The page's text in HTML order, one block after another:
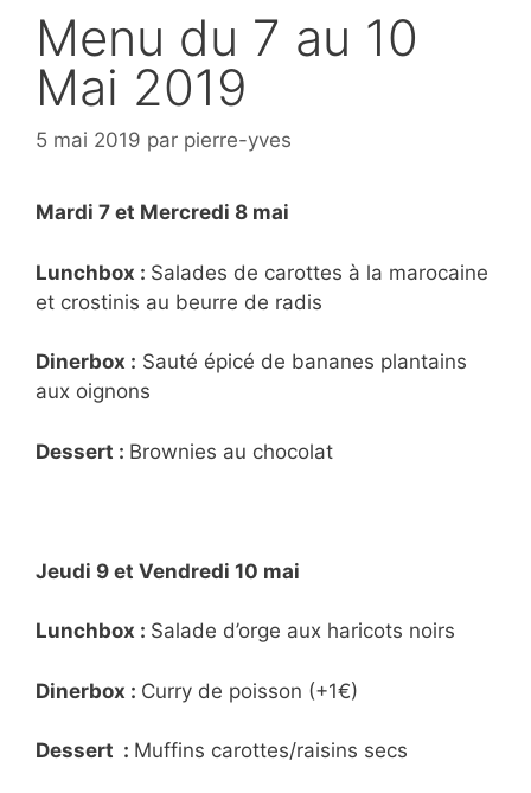
Menu du 7 au 10
Mai 2019
5 mai 2019 par pierre-yves
Mardi 7 et Mercredi 8 mai
Lunchbox : Salades de carottes à la marocaine
et crostinis au beurre de radis
Dinerbox : Sauté épicé de bananes plantains
aux oignons
Dessert : Brownies au chocolat
Jeudi 9 et Vendredi 10 mai
Lunchbox : Salade d’orge aux haricots noirs
Dinerbox : Curry de poisson (+1€)
Dessert : Muffins carottes/raisins secs